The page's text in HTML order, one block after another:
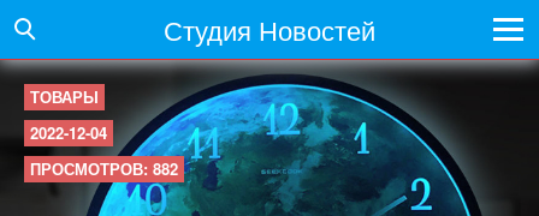
Студия Новостей
ТОВАРЫ
2022-12-04
ПРОСМОТРОВ: 882